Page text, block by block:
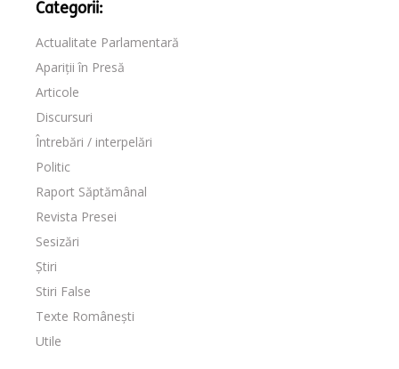
Categorii:
Actualitate Parlamentară
Apariții în Presă
Articole
Discursuri
Întrebări / interpelări
Politic
Raport Săptămânal
Revista Presei
Sesizări
Știri
Stiri False
Texte Românești
Utile